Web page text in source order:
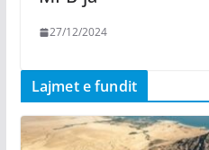
27/12/2024
Lajmet e fundit